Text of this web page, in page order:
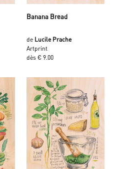
Banana Bread
de Lucile Prache
Artprint
dès € 9.00